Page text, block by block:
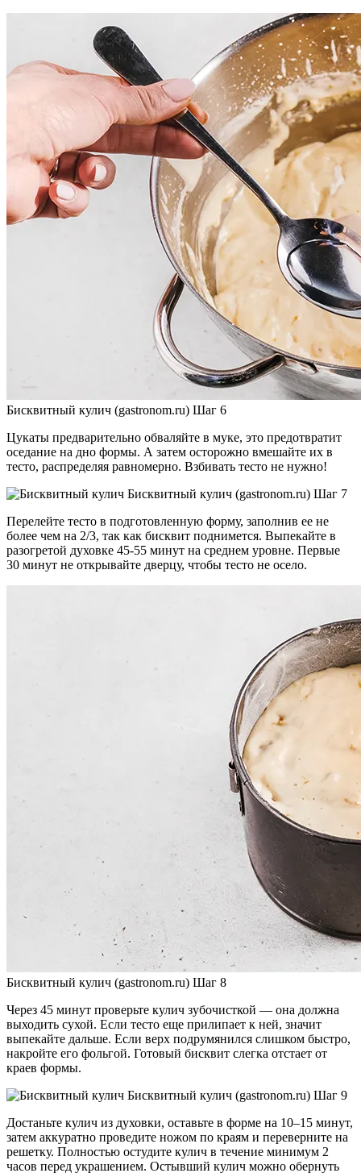
Бисквитный кулич (gastronom.ru) Шаг 6
Цукаты предварительно обваляйте в муке, это предотвратит
оседание на дно формы. А затем осторожно вмешайте их в
тесто, распределяя равномерно. Взбивать тесто не нужно!
Бисквитный кулич (gastronom.ru) Шаг 7
Перелейте тесто в подготовленную форму, заполнив ее не
более чем на 2/3, так как бисквит поднимется. Выпекайте в
разогретой духовке 45-55 минут на среднем уровне. Первые
30 минут не открывайте дверцу, чтобы тесто не осело.
Бисквитный кулич (gastronom.ru) Шаг 8
Через 45 минут проверьте кулич зубочисткой — она должна
выходить сухой. Если тесто еще прилипает к ней, значит
выпекайте дальше. Если верх подрумянился слишком быстро,
накройте его фольгой. Готовый бисквит слегка отстает от
краев формы.
Бисквитный кулич (gastronom.ru) Шаг 9
Достаньте кулич из духовки, оставьте в форме на 10–15 минут,
затем аккуратно проведите ножом по краям и переверните на
решетку. Полностью остудите кулич в течение минимум 2
часов перед украшением. Остывший кулич можно обернуть